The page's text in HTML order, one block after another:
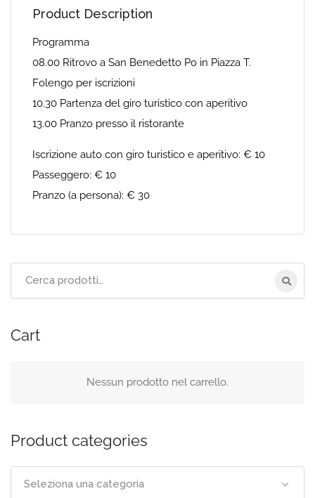
Product Description
Programma
08.00 Ritrovo a San Benedetto Po in Piazza T.
Folengo per iscrizioni
10.30 Partenza del giro turistico con aperitivo
13.00 Pranzo presso il ristorante
Iscrizione auto con giro turistico e aperitivo: € 10
Passeggero: € 10
Pranzo (a persona): € 30
Cart
Nessun prodotto nel carrello.
Product categories
Seleziona una categoria